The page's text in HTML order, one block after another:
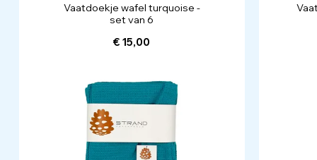
Vaatdoekje wafel turquoise -
set van 6
€ 15,00